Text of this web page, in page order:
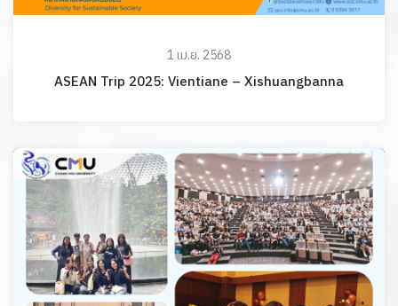
1 เม.ย. 2568
ASEAN Trip 2025: Vientiane – Xishuangbanna